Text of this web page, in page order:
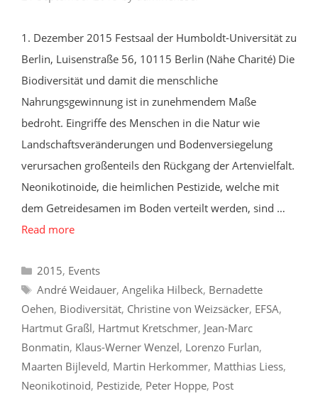
1. Dezember 2015 Festsaal der Humboldt-Universität zu
Berlin, Luisenstraße 56, 10115 Berlin (Nähe Charité) Die
Biodiversität und damit die menschliche
Nahrungsgewinnung ist in zunehmendem Maße
bedroht. Eingriffe des Menschen in die Natur wie
Landschaftsveränderungen und Bodenversiegelung
verursachen großenteils den Rückgang der Artenvielfalt.
Neonikotinoide, die heimlichen Pestizide, welche mit
dem Getreidesamen im Boden verteilt werden, sind …
Read more
Categories
2015, Events
Tags
André Weidauer, Angelika Hilbeck, Bernadette
Oehen, Biodiversität, Christine von Weizsäcker, EFSA,
Hartmut Graßl, Hartmut Kretschmer, Jean-Marc
Bonmatin, Klaus-Werner Wenzel, Lorenzo Furlan,
Maarten Bijleveld, Martin Herkommer, Matthias Liess,
Neonikotinoid, Pestizide, Peter Hoppe, Post